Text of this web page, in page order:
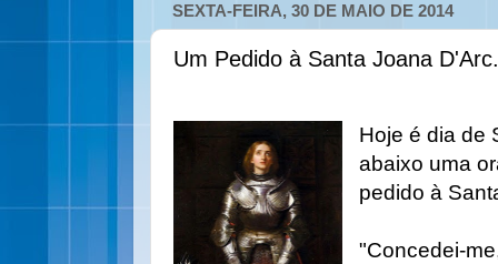
SEXTA-FEIRA, 30 DE MAIO DE 2014
Um Pedido à Santa Joana D'Arc.
Hoje é dia de
abaixo uma
pedido à
"Concedei-